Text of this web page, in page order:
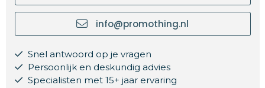
info@promothing.nl
Snel antwoord op je vragen
Persoonlijk en deskundig advies
Specialisten met 15+ jaar ervaring